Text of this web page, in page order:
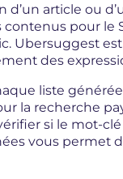
d’un article ou
pour le
Ubersuggest
des
liste
la recherche
si le mot-
vous permet